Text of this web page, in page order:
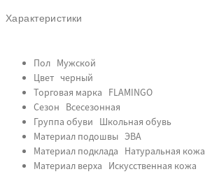
Характеристики
Пол Мужской
Цвет черный
Торговая марка FLAMINGO
Сезон Всесезонная
Группа обуви Школьная обувь
Материал подошвы ЭВА
Материал подклада Натуральная кожа
Материал верха Искусственная кожа